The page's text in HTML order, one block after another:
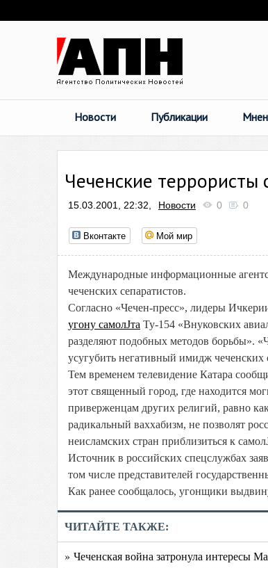
Новости Публикации
Чеченские террористы
15.03.2001, 22:32, Новости 0 0
Вконтакте Мой мир
Международные информационные
чеченских сепаратистов.
Согласно «Чечен-пресс», лидеры
угону самолЈта Ту-154 «Внуковских
разделяют подобных методов борьбы».
усугубить негативный имидж чеченских
Тем временем телевидение Катара
этот священный город, где находится
приверженцам других религий, равно
радикальный ваххабизм, не позволят
неисламских стран приблизиться к
Источник в российских спецслужбах
том числе представителей
Как ранее сообщалось, угонщики
ЧИТАЙТЕ ТАКЖЕ:
» Чеченская война затронула интересы